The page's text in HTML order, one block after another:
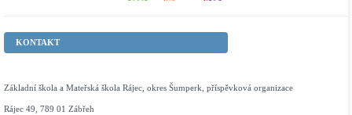
KONTAKT
Základní škola a Mateřská škola Rájec, okres Šumperk, příspěvková organizace
Rájec 49, 789 01 Zábřeh